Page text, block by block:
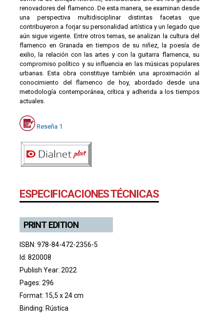
renovadores del flamenco. De esta manera, se examinan desde
una perspectiva multidisciplinar distintas facetas que
contribuyeron a forjar su personalidad artística y un legado que
aún sigue vigente. Entre otros temas, se analizan la cultura del
flamenco en Granada en tiempos de su niñez, la poesía de
exilio, la relación con las artes y con la guitarra flamenca, su
compromiso político y su influencia en las músicas populares
urbanas. Esta obra constituye también una aproximación al
conocimiento del flamenco de hoy, abordado desde una
metodología contemporánea, crítica y adherida a los tiempos
actuales.
Reseña 1
ESPECIFICACIONES TÉCNICAS
PRINT EDITION
ISBN: 978-84-472-2356-5
Id: 820008
Publish Year: 2022
Pages: 296
Format: 15,5 x 24 cm
Binding: Rústica